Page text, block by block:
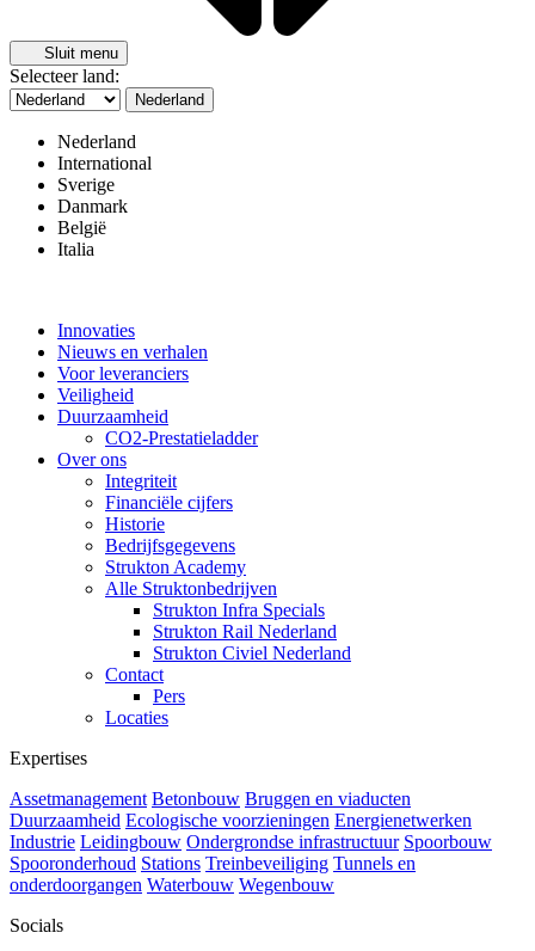
Sluit menu
Selecteer land:
Nederland
Nederland
International
Sverige
Danmark
België
Italia
Innovaties
Nieuws en verhalen
Voor leveranciers
Veiligheid
Duurzaamheid
CO2-Prestatieladder
Over ons
Integriteit
Financiële cijfers
Historie
Bedrijfsgegevens
Strukton Academy
Alle Struktonbedrijven
Strukton Infra Specials
Strukton Rail Nederland
Strukton Civiel Nederland
Contact
Pers
Locaties
Expertises
Assetmanagement Betonbouw Bruggen en viaducten
Duurzaamheid Ecologische voorzieningen Energienetwerken
Industrie Leidingbouw Ondergrondse infrastructuur Spoorbouw
Spooronderhoud Stations Treinbeveiliging Tunnels en
onderdoorgangen Waterbouw Wegenbouw
Socials